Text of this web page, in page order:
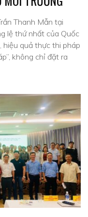
Thanh Mẫn tại
lệ thứ nhất của Quốc
hiệu quả thực thi pháp
không chỉ đặt ra